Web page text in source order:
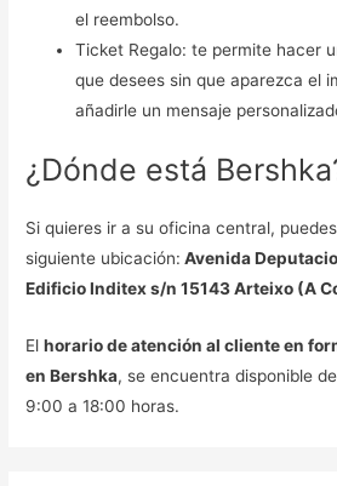
el reembolso.
Ticket Regalo: te permite hacer
que desees sin que aparezca el
añadirle un mensaje
¿Dónde está
Si quieres ir a su oficina central,
siguiente ubicación: Avenida
Edificio Inditex s/n 15143 Arteixo (A
Elhorario de atención al cliente en
en Bershka, se encuentra disponible
9:00 a 18:00 horas.